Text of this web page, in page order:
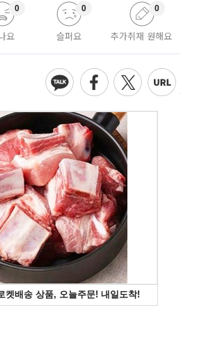
요
0
슬퍼요
0
추가취재 원해요
0